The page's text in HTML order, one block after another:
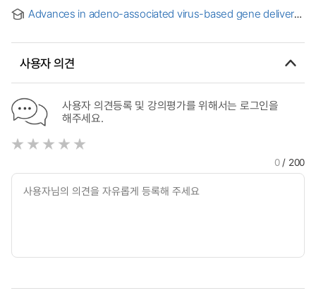
Advances in adeno-associated virus-based gene delivery
사용자 의견
사용자 의견등록 및 강의평가를 위해서는 로그인을
해주세요.
0/ 200